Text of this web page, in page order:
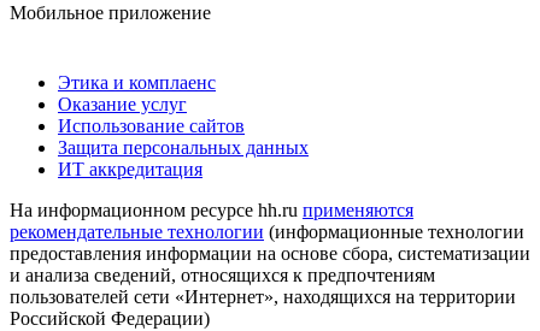
Мобильное приложение
Этика и комплаенс
Оказание услуг
Использование сайтов
Защита персональных данных
ИТ аккредитация
На информационном ресурсе hh.ru применяются
рекомендательные технологии (информационные технологии
предоставления информации на основе сбора, систематизации
и анализа сведений, относящихся к предпочтениям
пользователей сети «Интернет», находящихся на территории
Российской Федерации)